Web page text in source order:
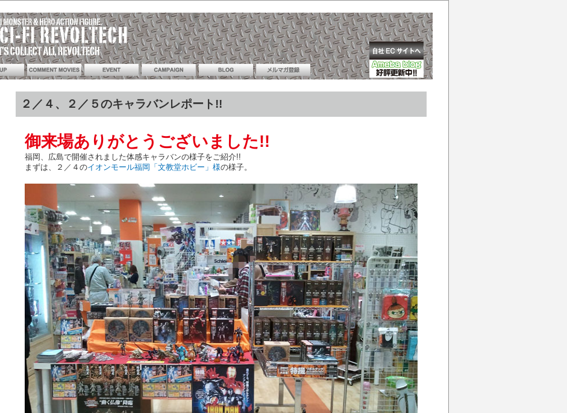
２／４、２／５のキャラバンレポート!!
御来場ありがとうございました!!
福岡、広島で開催されました体感キャラバンの様子をご紹介!!
まずは、２／４のイオンモール福岡「文教堂ホビー」様の様子。